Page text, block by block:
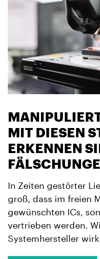
MIT DIESEN
ERKENNEN
In Zeiten gestörter
groß, dass im freien
gewünschten ICs,
vertrieben werden.
Systemhersteller